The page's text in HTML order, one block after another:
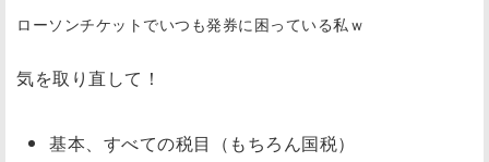
ローソンチケットでいつも発券に困っている私ｗ
気を取り直して！
基本、すべての税目（もちろん国税）